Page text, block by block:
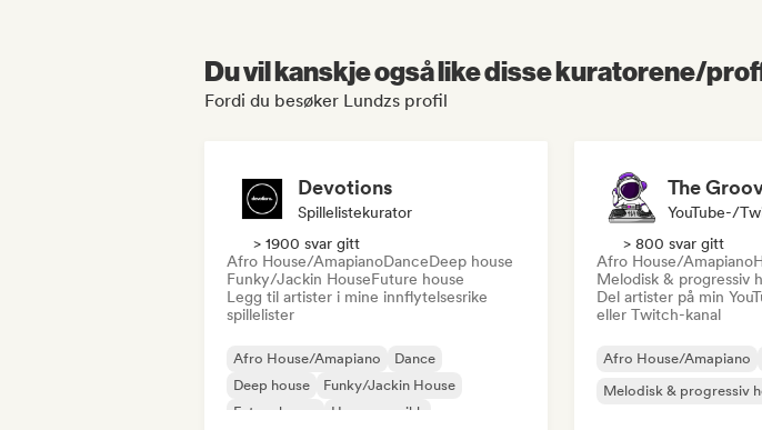
Du vil kanskje også like disse kuratorene/
Fordi du besøker Lundzs profil
Devotions
Spillelistekurator
> 1900 svar gitt
Afro House/AmapianoDanceDeep house
Funky/Jackin HouseFuture house
Legg til artister i mine innflytelsesrike
spillelister
Afro House/Amapiano
Dance
Deep house
Funky/Jackin House
Future house
House-musikk
The
YouTube-/
> 800 svar gitt
Afro House/Amapiano
Melodisk & progressiv
Del artister på min
eller Twitch-kanal
Afro House/Amapiano
Melodisk & progressiv